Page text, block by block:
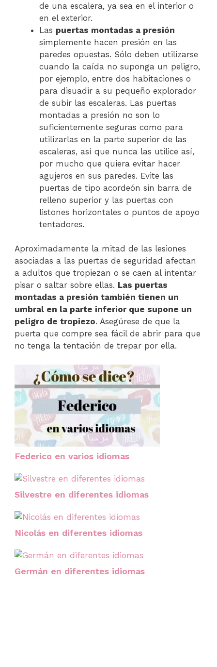
de una escalera, ya sea en el interior o
en el exterior.
Las puertas montadas a presión
simplemente hacen presión en las
paredes opuestas. Sólo deben utilizarse
cuando la caída no suponga un peligro,
por ejemplo, entre dos habitaciones o
para disuadir a su pequeño explorador
de subir las escaleras. Las puertas
montadas a presión no son lo
suficientemente seguras como para
utilizarlas en la parte superior de las
escaleras, así que nunca las utilice así,
por mucho que quiera evitar hacer
agujeros en sus paredes. Evite las
puertas de tipo acordeón sin barra de
relleno superior y las puertas con
listones horizontales o puntos de apoyo
tentadores.
Aproximadamente la mitad de las lesiones
asociadas a las puertas de seguridad afectan
a adultos que tropiezan o se caen al intentar
pisar o saltar sobre ellas. Las puertas
montadas a presión también tienen un
umbral en la parte inferior que supone un
peligro de tropiezo. Asegúrese de que la
puerta que compre sea fácil de abrir para que
no tenga la tentación de trepar por ella.
Federico en varios idiomas
Silvestre en diferentes idiomas
Nicolás en diferentes idiomas
Germán en diferentes idiomas